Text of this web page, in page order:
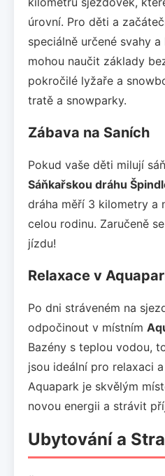
úrovní. Pro děti a
speciálně určené svahy
mohou naučit základy
pokročilé lyžaře a
tratě a snowparky.
Zábava na Saních
Pokud vaše děti milují
Sáňkařskou dráhu
dráha měří 3 kilometry a
celou rodinu. Zaručeně
jízdu!
Relaxace v
Po dni stráveném na
odpočinout v místním
Bazény s teplou vodou,
jsou ideální pro relaxaci
Aquapark je skvělým
novou energii a strávit
Ubytování a